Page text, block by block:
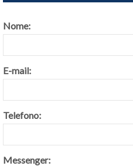
Nome:
E-mail:
Telefono:
Messenger: